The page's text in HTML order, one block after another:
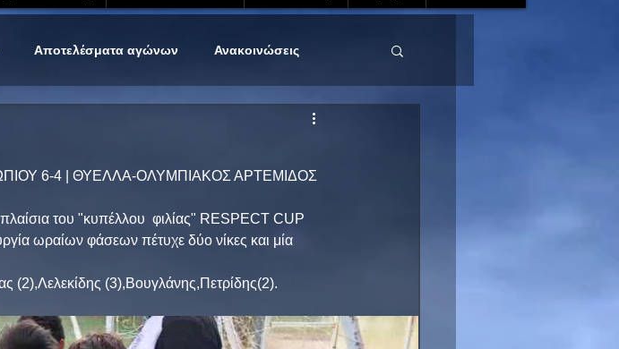
Αποτελέσματα αγώνων Ανακοινώσεις
6-4 | ΘΥΕΛΛΑ-ΟΛΥΜΠΙΑΚΟΣ ΑΡΤΕΜΙΔΟΣ
του "κυπέλλου  φιλίας" RESPECT CUP
ωραίων φάσεων πέτυχε δύο νίκες και μία
(3),Βουγλάνης,Πετρίδης(2).